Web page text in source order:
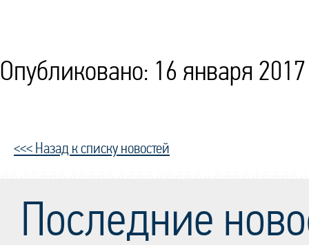
Опубликовано: 16 января 2017
<<< Назад к списку новостей
Последние